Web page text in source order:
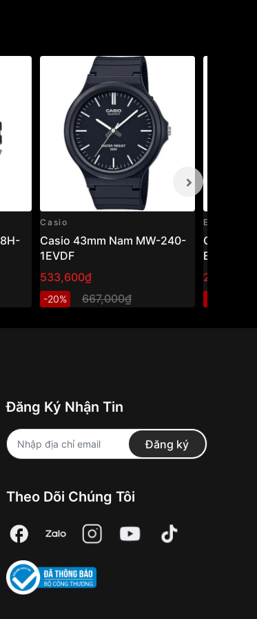
Casio
Casio 43mm Nam MW-240-
1EVDF
533,600₫
-20% 667,000₫
Edifice
Casio
EFR-
Đăng Ký Nhận Tin
Đăng ký
Theo Dõi Chúng Tôi